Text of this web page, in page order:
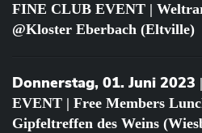
FINE CLUB EVENT |
@Kloster Eberbach (Eltville)
Donnerstag, 01. Juni 2023
EVENT | Free Members
Gipfeltreffen des Weins